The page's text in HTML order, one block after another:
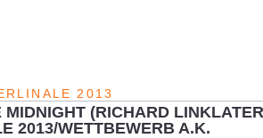
2013
MIDNIGHT (RICHARD
2013/WETTBEWERB A.K.